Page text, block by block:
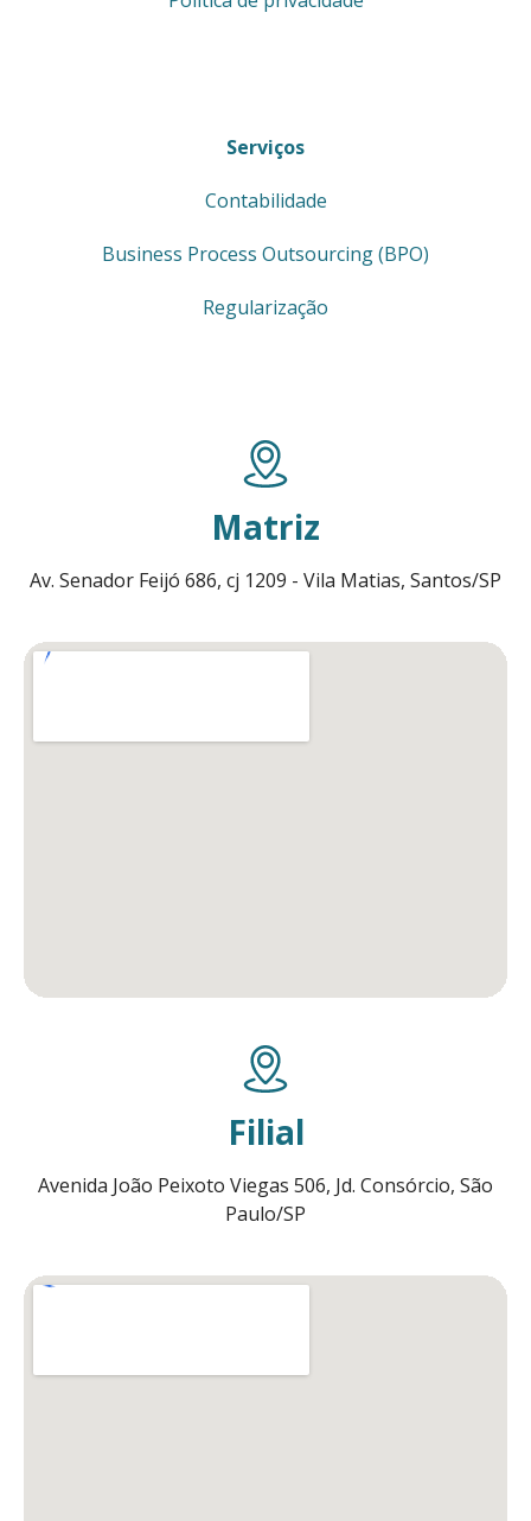
Serviços
Contabilidade
Business Process Outsourcing (BPO)
Regularização
Matriz
Av. Senador Feijó 686, cj 1209 - Vila Matias, Santos/SP
Filial
Avenida João Peixoto Viegas 506, Jd. Consórcio, São
Paulo/SP